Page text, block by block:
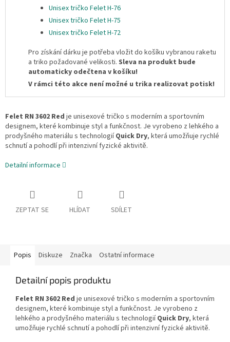
Unisex tričko Felet H-76
Unisex tričko Felet H-75
Unisex tričko Felet H-72
Pro získání dárku je potřeba vložit do košíku vybranou raketu
a triko požadované velikosti. Sleva na produkt bude
automaticky odečtena v košíku!
V rámci této akce není možné u trika realizovat potisk!
Felet RN 3602 Red je unisexové tričko s moderním a sportovním
designem, které kombinuje styl a funkčnost. Je vyrobeno z lehkého a
prodyšného materiálu s technologiíQuick Dry, která umožňuje rychlé
schnutí a pohodlí při intenzivní fyzické aktivitě.
Detailní informace
ZEPTAT SE HLÍDAT SDÍLET
Popis Diskuze Značka Ostatní informace
Detailní popis produktu
Felet RN 3602 Red je unisexové tričko s moderním a sportovním
designem, které kombinuje styl a funkčnost. Je vyrobeno z
lehkého a prodyšného materiálu s technologiíQuick Dry, která
umožňuje rychlé schnutí a pohodlí při intenzivní fyzické aktivitě.